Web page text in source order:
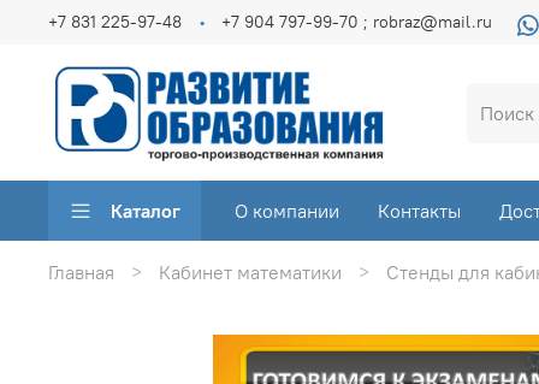
+7 831 225-97-48 +7 904 797-99-70 ; robraz@mail.ru
Каталог О компании Контакты
Главная Кабинет математики Стенды для